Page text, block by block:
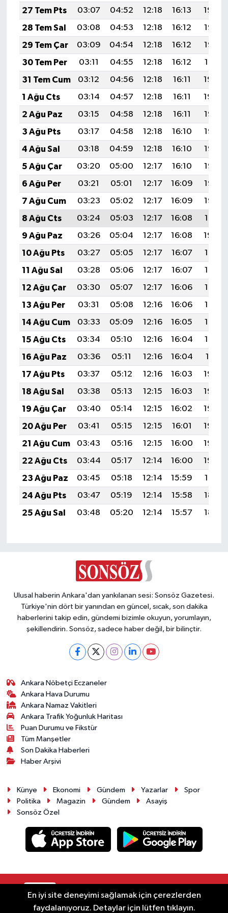
27 Tem Pts
03:07 04:52 12:18 16:13
19:34
28 Tem Sal
03:08 04:53 12:18 16:12
19:33
29 Tem Çar
03:09 04:54 12:18 16:12
19:32
30 Tem Per
03:11 04:55 12:18 16:12
19:31
31 Tem Cum
03:12 04:56 12:18 16:11
19:30
1 Ağu Cts
03:14 04:57 12:18 16:11
19:29
2 Ağu Paz
03:15 04:58 12:18 16:11
19:28
3 Ağu Pts
03:17 04:58 12:18 16:10
19:27
4 Ağu Sal
03:18 04:59 12:18 16:10
19:26
5 Ağu Çar
03:20 05:00 12:17 16:10
19:25
6 Ağu Per
03:21 05:01 12:17 16:09
19:23
7 Ağu Cum
03:23 05:02 12:17 16:09
19:22
8 Ağu Cts
03:24 05:03 12:17 16:08
19:21
9 Ağu Paz
03:26 05:04 12:17 16:08
19:20
10 Ağu Pts
03:27 05:05 12:17 16:07
19:19
11 Ağu Sal
03:28 05:06 12:17 16:07
19:17
12 Ağu Çar
03:30 05:07 12:17 16:06
19:16
13 Ağu Per
03:31 05:08 12:16 16:06
19:15
14 Ağu Cum
03:33 05:09 12:16 16:05
19:13
15 Ağu Cts
03:34 05:10 12:16 16:04
19:12
16 Ağu Paz
03:36 05:11 12:16 16:04
19:11
17 Ağu Pts
03:37 05:12 12:16 16:03
19:09
18 Ağu Sal
03:38 05:13 12:15 16:03
19:08
19 Ağu Çar
03:40 05:14 12:15 16:02
19:06
20 Ağu Per
03:41 05:15 12:15 16:01
19:05
21 Ağu Cum
03:43 05:16 12:15 16:00
19:03
22 Ağu Cts
03:44 05:17 12:14 16:00
19:02
23 Ağu Paz
03:45 05:18 12:14 15:59
19:01
24 Ağu Pts
03:47 05:19 12:14 15:58
18:59
25 Ağu Sal
03:48 05:20 12:14 15:57 18:58
Ulusal haberin Ankara'dan yankılanan sesi: Sonsöz Gazetesi.
Türkiye'nin dört bir yanından en güncel, sıcak, son dakika
haberlerini takip edin, gündemi bizimle okuyun, yorumlayın,
şekillendirin. Sonsöz, sadece haber değil, bir bilinçtir.
Ankara Nöbetçi Eczaneler
Ankara Hava Durumu
Ankara Namaz Vakitleri
Ankara Trafik Yoğunluk Haritası
Puan Durumu ve Fikstür
Tüm Manşetler
Son Dakika Haberleri
Haber Arşivi
Künye Ekonomi Gündem Yazarlar
Spor
Politika
Magazin Gündem
Asayiş
Sonsöz Özel
RSS Copyright © 2025. Her hakkı saklıdır.
En iyi site deneyimi sağlamak için çerezlerden
faydalanıyoruz. Detaylar için lütfen tıklayın.
Vasıta
Yaşam